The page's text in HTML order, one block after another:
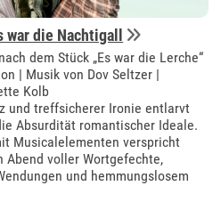
war die Nachtigall
dem Stück „Es war die Lerche“
| Musik von Dov Seltzer |
Kolb
und treffsicherer Ironie entlarvt
Absurdität romantischer Ideale.
Musicalelementen verspricht
Abend voller Wortgefechte,
und hemmungslosem